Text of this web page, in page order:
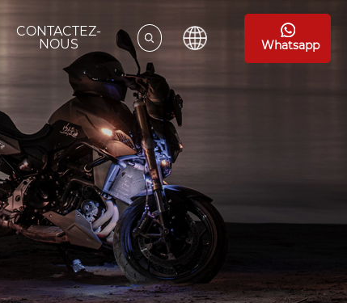
CONTACTEZ-
NOUS
Whatsapp